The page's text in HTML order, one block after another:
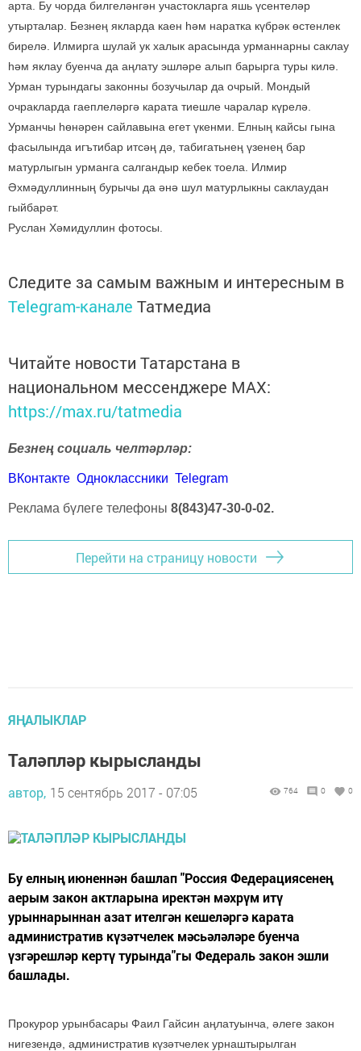
арта. Бу чорда билгеләнгән участокларга яшь үсентеләр
утырталар. Безнең якларда каен һәм наратка күбрәк өстенлек
бирелә. Илмирга шулай ук халык арасында урманнарны саклау
һәм яклау буенча да аңлату эшләре алып барырга туры килә.
Урман турындагы законны бозучылар да очрый. Мондый
очракларда гаеплеләргә карата тиешле чаралар күрелә.
Урманчы һөнәрен сайлавына егет үкенми. Елның кайсы гына
фасылында игътибар итсәң дә, табигатьнең үзенең бар
матурлыгын урманга салгандыр кебек тоела. Илмир
Әхмәдуллинның бурычы да әнә шул матурлыкны саклаудан
гыйбарәт.
Руслан Хәмидуллин фотосы.
Следите за самым важным и интересным в
Telegram-канале Татмедиа
Читайте новости Татарстана в
национальном мессенджере MАХ:
https://max.ru/tatmedia
Безнең социаль челтәрләр:
ВКонтакте Одноклассники Telegram
Реклама бүлеге телефоны 8(843)47-30-0-02.
Перейти на страницу новости
ЯҢАЛЫКЛАР
Таләпләр кырысланды
автор, 15 сентябрь 2017 - 07:05 764 0 0
Бу елның июненнән башлап "Россия Федерациясенең
аерым закон актларына иректән мәхрүм итү
урыннарыннан азат ителгән кешеләргә карата
административ күзәтчелек мәсьәләләре буенча
үзгәрешләр кертү турында"гы Федераль закон эшли
башлады.
Прокурор урынбасары Фаил Гайсин аңлатуынча, әлеге закон
нигезендә, административ күзәтчелек урнаштырылган